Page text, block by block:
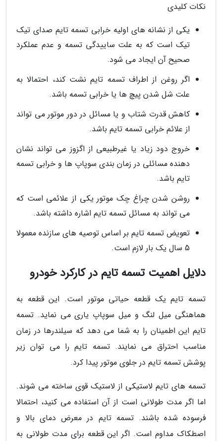
نکات کلیدی
یکی از نشانه های اولیه خرابی تسمه تایم صدای تیک
تیک است که به علت ساییدگی تسمه و عدم عملکرد
صحیح آن ایجاد می شود.
اگر روغن از اطراف تسمه تایم نشت کند، احتمالا به
علت شل شدن پیچ ها یا خرابی تسمه باشد.
کاهش قدرت شتاب و یا مسائل در دور موتور می تواند
از علائم خرابی تسمه تایم باشد.
خروج دود زیاد یا غیرطبیعی از اگزوز می تواند نشان
دهنده مسائلی در زمان بندی سوپاپ ها و خرابی تسمه
تایم باشد.
روشن شدن چراغ چک موتور یکی از علائمی است که
می تواند به مسائل تسمه تایم اشاره داشته باشد.
تعویض تسمه تایم بر اساس توصیه های سازنده معمولا
5 سال یک بار لازم است.
دلایل اهمیت تسمه تایم در کارکرد خودرو
تسمه تایم یک قطعه حیاتی موتور است. این قطعه به
هماهنگی میل لنگ و میل سوپاپ یاری می نماید. تسمه
تایم این اطمینان را به شما می دهد که سیلندرها در زمان
مناسب احتراق می نمایند. تسمه تایم را می توان زیر
پوشش تسمه تایم در جلوی موتور پیدا کرد.
تسمه های تایم لاستیکی از لاستیک قوی ساخته می شوند.
اما اگر مدت طولانی است از آن استفاده می کنید، احتمالا
فرسوده شده باشند. تسمه تایم در معرض دمای بالا و
اصطکاک مداوم است. اگر این قطعه برای مدت طولانی به